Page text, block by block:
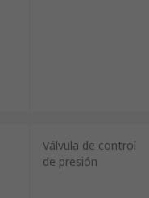
Válvula de control
de presión